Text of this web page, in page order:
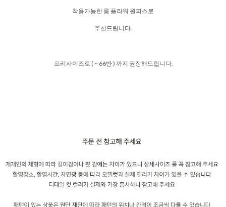
착용가능한 롱 플라워 원피스로
추천드립니다.
프리사이즈로 ( ~ 66반 ) 까지 권장해드립니다.